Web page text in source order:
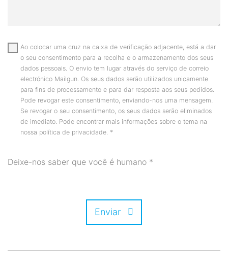
Ao colocar uma cruz na caixa de verificação adjacente, está a dar
o seu consentimento para a recolha e o armazenamento dos seus
dados pessoais. O envio tem lugar através do serviço de correio
electrónico Mailgun. Os seus dados serão utilizados unicamente
para fins de processamento e para dar resposta aos seus pedidos.
Pode revogar este consentimento, enviando-nos uma mensagem.
Se revogar o seu consentimento, os seus dados serão eliminados
de imediato. Pode encontrar mais informações sobre o tema na
nossa política de privacidade. *
Deixe-nos saber que você é humano *
Enviar